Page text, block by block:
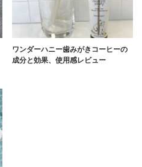
ワンダーハニー歯みがきコーヒーの
成分と効果、使用感レビュー